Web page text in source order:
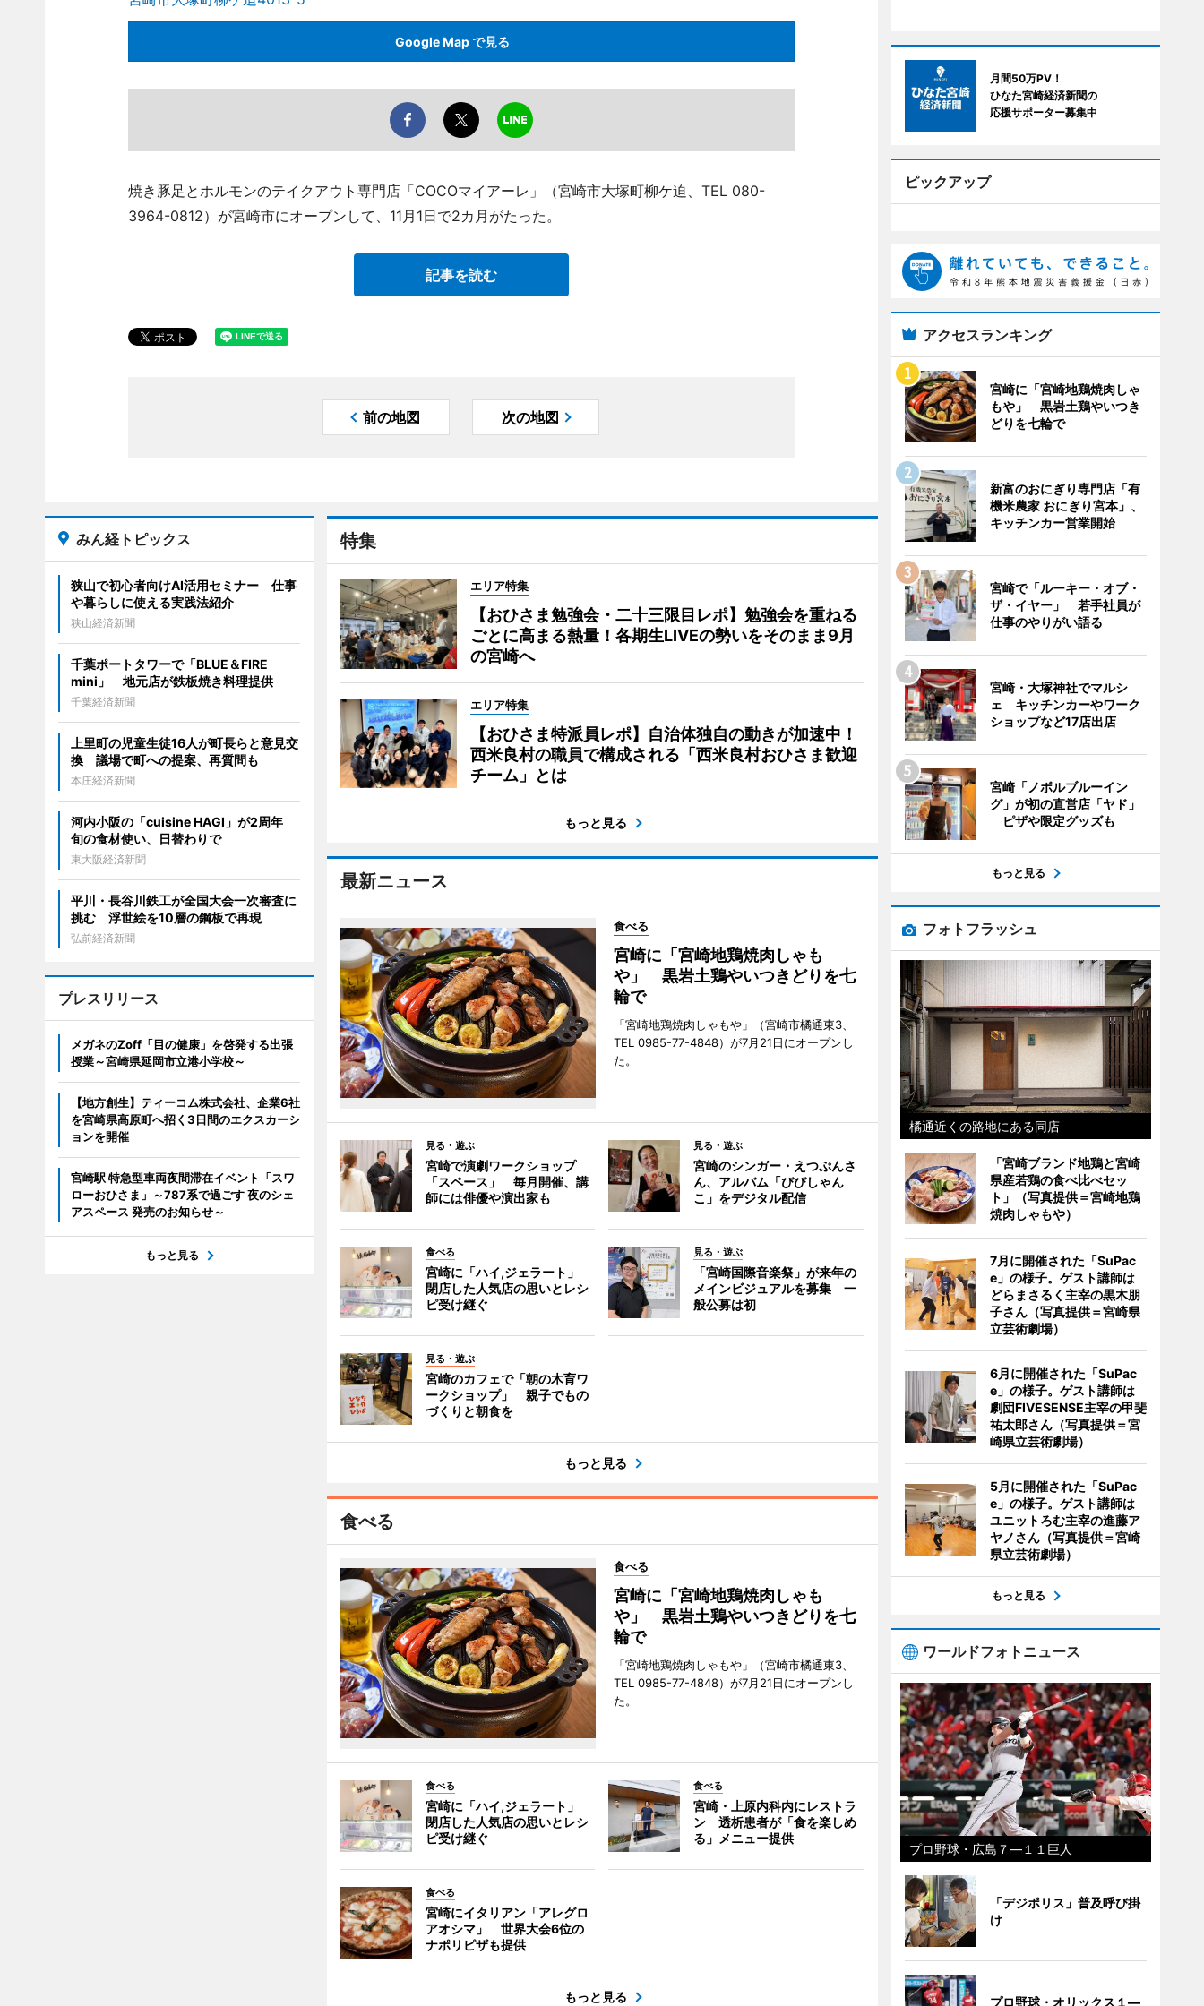
Google Map で見る
焼き豚足とホルモンのテイクアウト専門店「COCOマイアーレ」（宮崎市大塚町柳ケ迫、TEL 080-
3964-0812）が宮崎市にオープンして、11月1日で2カ月がたった。
記事を読む
前の地図 次の地図
特集
エリア特集
【おひさま勉強会・二十三限目レポ】勉強会を重ねる
ごとに高まる熱量！各期生LIVEの勢いをそのまま9月
の宮崎へ
エリア特集
【おひさま特派員レポ】自治体独自の動きが加速中！
西米良村の職員で構成される「西米良村おひさま歓迎
チーム」とは
もっと見る
最新ニュース
食べる
宮崎に「宮崎地鶏焼肉しゃも
や」 黒岩土鶏やいつきどりを七
輪で
「宮崎地鶏焼肉しゃもや」（宮崎市橘通東3、
TEL 0985-77-4848）が7月21日にオープンし
た。
見る・遊ぶ
宮崎で演劇ワークショップ
「スペース」 毎月開催、講
師には俳優や演出家も
見る・遊ぶ
宮崎のシンガー・えつぷんさ
ん、アルバム「びびしゃん
こ」をデジタル配信
食べる
宮崎に「ハイ,ジェラート」
閉店した人気店の思いとレシ
ピ受け継ぐ
見る・遊ぶ
「宮崎国際音楽祭」が来年の
メインビジュアルを募集 一
般公募は初
見る・遊ぶ
宮崎のカフェで「朝の木育ワ
ークショップ」 親子でもの
づくりと朝食を
もっと見る
食べる
食べる
宮崎に「宮崎地鶏焼肉しゃも
や」 黒岩土鶏やいつきどりを七
輪で
「宮崎地鶏焼肉しゃもや」（宮崎市橘通東3、
TEL 0985-77-4848）が7月21日にオープンし
た。
食べる
宮崎に「ハイ,ジェラート」
閉店した人気店の思いとレシ
ピ受け継ぐ
食べる
宮崎・上原内科内にレストラ
ン 透析患者が「食を楽しめ
る」メニュー提供
食べる
宮崎にイタリアン「アレグロ
アオシマ」 世界大会6位の
ナポリピザも提供
もっと見る
みん経トピックス
狭山で初心者向けAI活用セミナー 仕事
や暮らしに使える実践法紹介
狭山経済新聞
千葉ポートタワーで「BLUE＆FIRE
mini」 地元店が鉄板焼き料理提供
千葉経済新聞
上里町の児童生徒16人が町長らと意見交
換 議場で町への提案、再質問も
本庄経済新聞
河内小阪の「cuisine HAGI」が2周年
旬の食材使い、日替わりで
東大阪経済新聞
平川・長谷川鉄工が全国大会一次審査に
挑む 浮世絵を10層の鋼板で再現
弘前経済新聞
プレスリリース
メガネのZoff「目の健康」を啓発する出張
授業～宮崎県延岡市立港小学校～
【地方創生】ティーコム株式会社、企業6社
を宮崎県高原町へ招く3日間のエクスカーシ
ョンを開催
宮崎駅 特急型車両夜間滞在イベント「スワ
ローおひさま」～787系で過ごす 夜のシェ
アスペース 発売のお知らせ～
もっと見る
月間50万PV！
ひなた宮崎経済新聞の
応援サポーター募集中
ピックアップ
アクセスランキング
宮崎に「宮崎地鶏焼肉しゃ
もや」 黒岩土鶏やいつき
どりを七輪で
新富のおにぎり専門店「有
機米農家 おにぎり宮本」、
キッチンカー営業開始
宮崎で「ルーキー・オブ・
ザ・イヤー」 若手社員が
仕事のやりがい語る
宮崎・大塚神社でマルシ
ェ キッチンカーやワーク
ショップなど17店出店
宮崎「ノボルブルーイン
グ」が初の直営店「ヤド」
ピザや限定グッズも
もっと見る
フォトフラッシュ
橘通近くの路地にある同店
「宮崎ブランド地鶏と宮崎
県産若鶏の食べ比べセッ
ト」（写真提供＝宮崎地鶏
焼肉しゃもや）
7月に開催された「SuPac
e」の様子。ゲスト講師は
どらまさるく主宰の黒木朋
子さん（写真提供＝宮崎県
立芸術劇場）
6月に開催された「SuPac
e」の様子。ゲスト講師は
劇団FIVESENSE主宰の甲斐
祐太郎さん（写真提供＝宮
崎県立芸術劇場）
5月に開催された「SuPac
e」の様子。ゲスト講師は
ユニットろむ主宰の進藤ア
ヤノさん（写真提供＝宮崎
県立芸術劇場）
もっと見る
ワールドフォトニュース
プロ野球・広島７―１１巨人
「デジポリス」普及呼び掛
け
プロ野球・オリックス１―